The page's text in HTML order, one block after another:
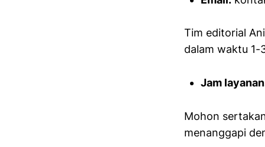
Tim editorial
dalam waktu 1-
Jam
Mohon
menanggapi